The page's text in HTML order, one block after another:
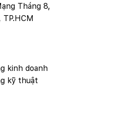
Tháng 8,
TP.HCM
kinh doanh
kỹ thuật